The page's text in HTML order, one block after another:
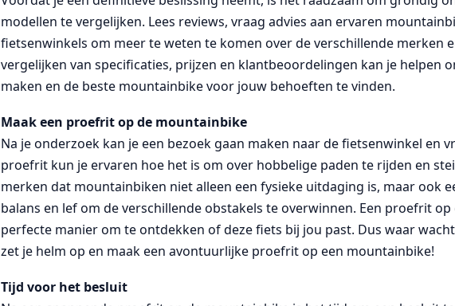
modellen te vergelijken. Lees reviews, vraag advies aan ervaren
fietsenwinkels om meer te weten te komen over de verschillende merken
vergelijken van specificaties, prijzen en klantbeoordelingen kan je helpen
maken en de beste mountainbike voor jouw behoeften te vinden.
Maak een proefrit op de mountainbike
Na je onderzoek kan je een bezoek gaan maken naar de fietsenwinkel en
proefrit kun je ervaren hoe het is om over hobbelige paden te rijden en
merken dat mountainbiken niet alleen een fysieke uitdaging is, maar ook
balans en lef om de verschillende obstakels te overwinnen. Een proefrit
perfecte manier om te ontdekken of deze fiets bij jou past. Dus waar
zet je helm op en maak een avontuurlijke proefrit op een mountainbike!
Tijd voor het besluit